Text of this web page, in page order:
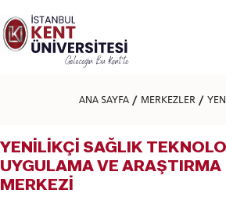
dikkat:
Bu
web
sitesini,
ekran
kullanan
ANA SAYFA MERKEZLER
YENİLİKÇİ SAĞLIK
UYGULAMA VE ARAŞTIRMA
MERKEZİ